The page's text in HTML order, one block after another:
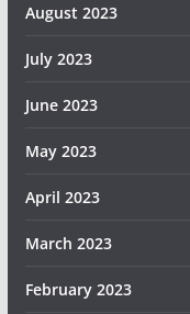
August 2023
July 2023
June 2023
May 2023
April 2023
March 2023
February 2023